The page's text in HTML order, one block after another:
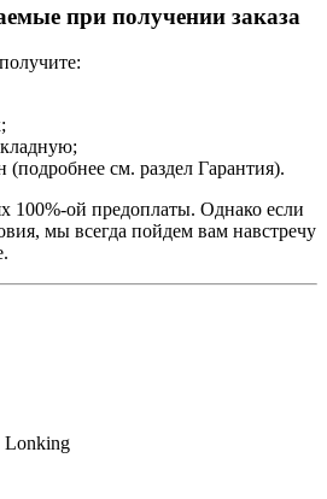
при получении заказа
(подробнее см. раздел Гарантия).
100%-ой предоплаты. Однако если
мы всегда пойдем вам навстречу